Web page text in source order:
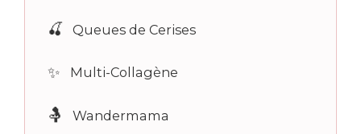
🍒 Queues de Cerises
✨ Multi-Collagène
🤱 Wandermama